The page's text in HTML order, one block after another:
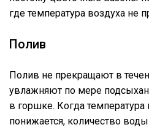
где температура воздуха не
Полив
Полив не прекращают в
увлажняют по мере
в горшке. Когда температура
понижается, количество